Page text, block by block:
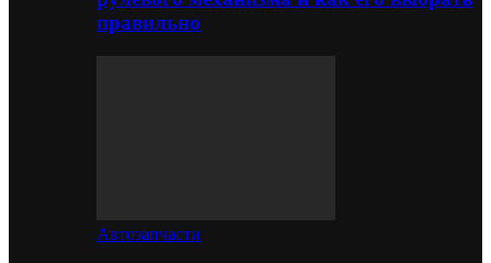
правильно
Автозапчасти